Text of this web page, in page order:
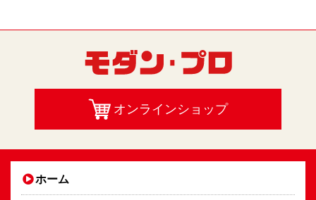
オンラインショップ
ホーム